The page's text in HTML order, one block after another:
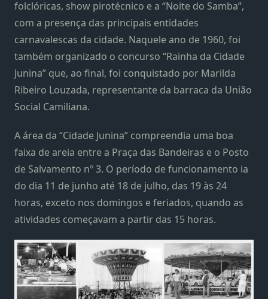
folclóricas, show pirotécnico e a “Noite do Samba”,
com a presença das principais entidades
carnavalescas da cidade. Naquele ano de 1960, foi
também organizado o concurso “Rainha da Cidade
Junina” que, ao final, foi conquistado por Marilda
Ribeiro Louzada, representante da barraca da União
Social Camiliana.
A área da “Cidade Junina” compreendia uma boa
faixa de areia entre a Praça das Bandeiras e o Posto
de Salvamento nº 3. O período de funcionamento ia
do dia 11 de junho até 18 de julho, das 19 às 24
horas, exceto nos domingos e feriados, quando as
atividades começavam a partir das 15 horas.